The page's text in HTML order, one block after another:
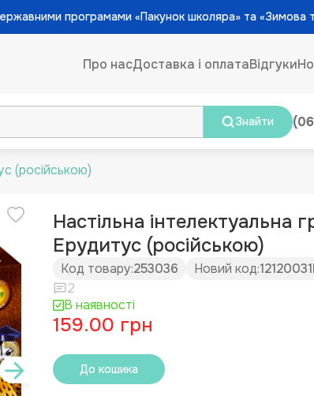
програмами «Пакунок школяра» та «Зимова
Про насДоставка і оплатаВідгуки
Знайти
(російською)
Настільна інтелектуальна
Ерудитус (російською)
Код товару:253036 Новий код:
2
В наявності
159.00 грн
До кошика